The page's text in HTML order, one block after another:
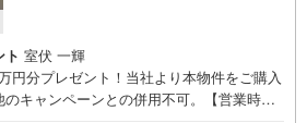
ト 室伏 一輝
円分プレゼント！当社より本物件をご購入
キャンペーンとの併用不可。【営業時